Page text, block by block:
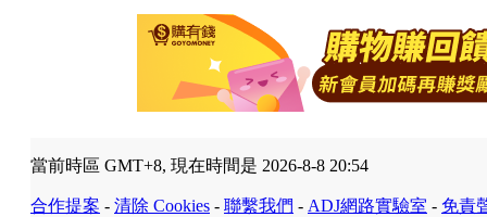
當前時區 GMT+8, 現在時間是 2026-8-8 20:54
合作提案 - 清除 Cookies - 聯繫我們 - ADJ網路實驗室 - 免責